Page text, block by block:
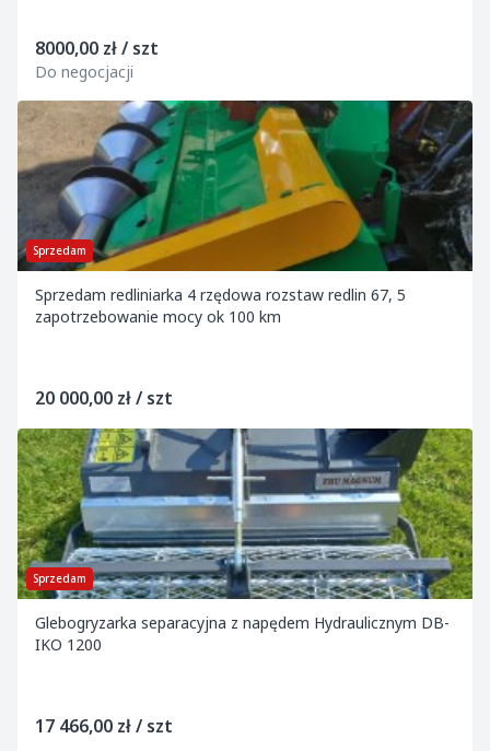
8000,00 zł / szt
Do negocjacji
Sprzedam
Sprzedam redliniarka 4 rzędowa rozstaw redlin 67, 5
zapotrzebowanie mocy ok 100 km
20 000,00 zł / szt
Sprzedam
Glebogryzarka separacyjna z napędem Hydraulicznym DB-
IKO 1200
17 466,00 zł / szt